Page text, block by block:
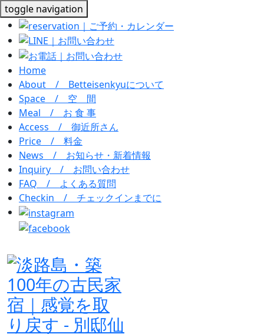
toggle navigation
Home
About / Betteisenkyuについて
Space / 空 間
Meal / お 食 事
Access / 御近所さん
Price / 料金
News / お知らせ・新着情報
Inquiry / お問い合わせ
FAQ / よくある質問
Checkin / チェックインまでに